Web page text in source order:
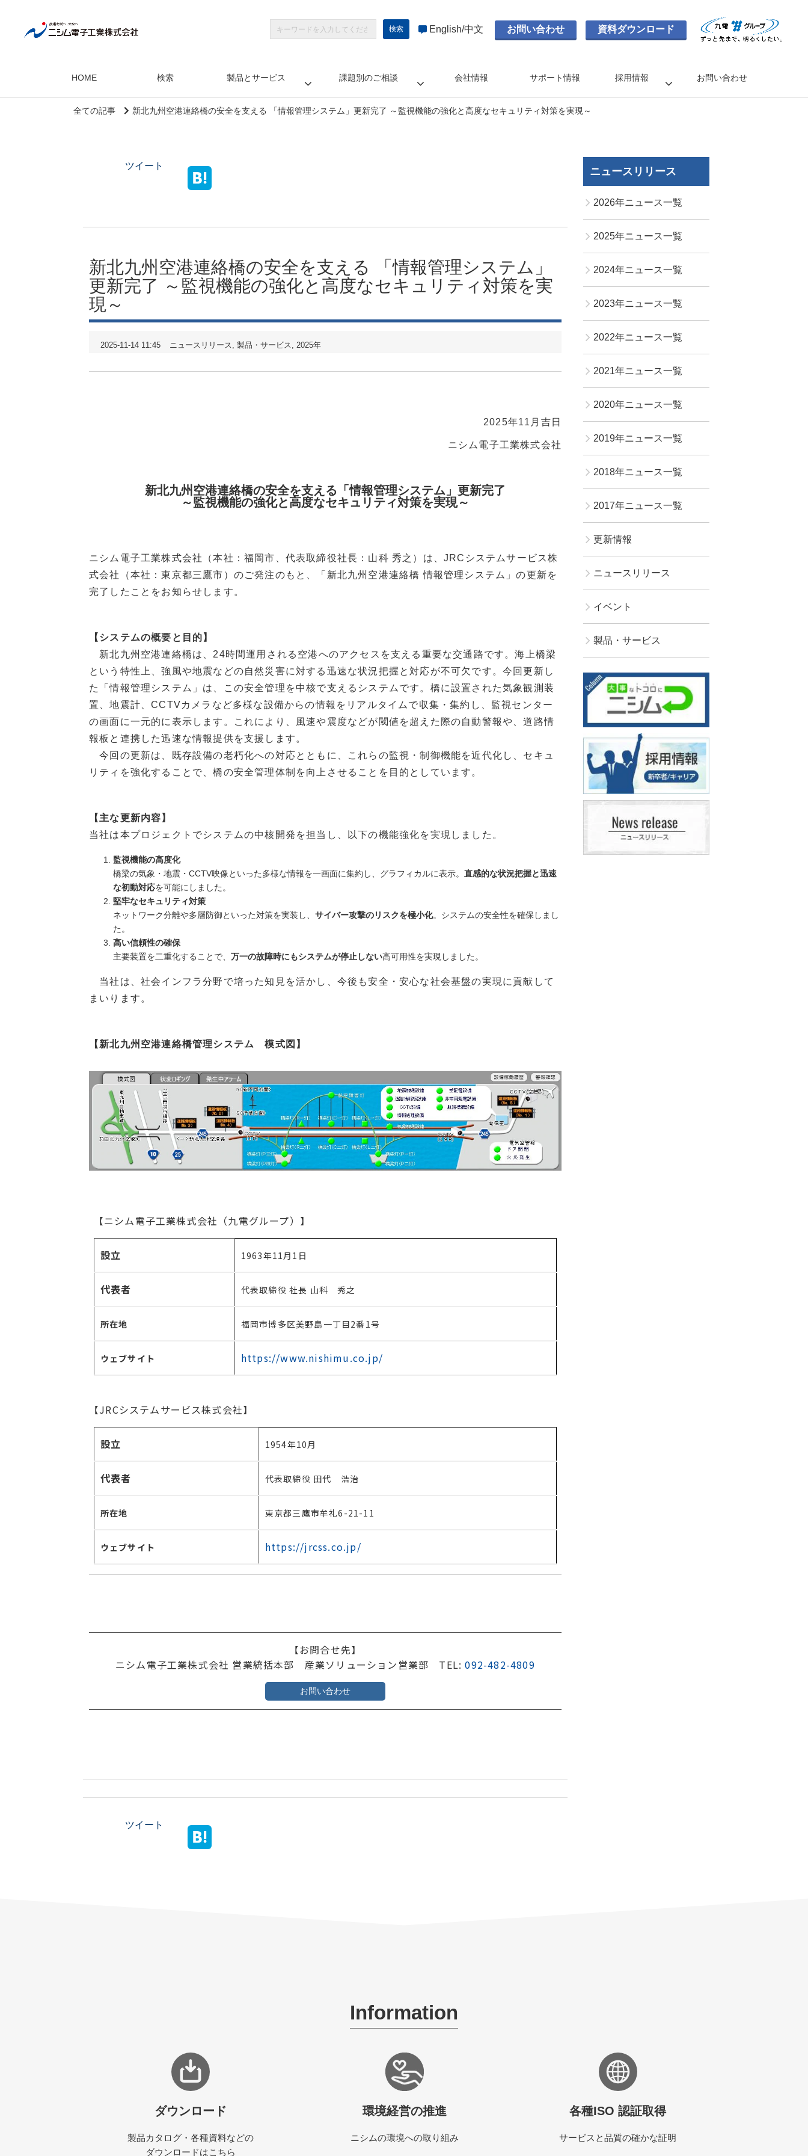
English 中文 お問い合わせ 資料ダウンロード
HOME 検索 製品とサービス 課題別のご相談 会社情報 サポート情報 採用情報 お問い合わせ
全ての記事 新北九州空港連絡橋の安全を支える 「情報管理システム」更新完了 ～監視機能の強化と高度なセキュリティ対策を実現～
ツイート
新北九州空港連絡橋の安全を支える 「情報管理システム」
更新完了 ～監視機能の強化と高度なセキュリティ対策を実
現～
2025-11-14 11:45 ニュースリリース 製品・サービス 2025年
2025年11月吉日
ニシム電子工業株式会社
新北九州空港連絡橋の安全を支える「情報管理システム」更新完了
～監視機能の強化と高度なセキュリティ対策を実現～
ニシム電子工業株式会社（本社：福岡市、代表取締役社長：山科 秀之）は、JRCシステムサービス株
式会社（本社：東京都三鷹市）のご発注のもと、「新北九州空港連絡橋 情報管理システム」の更新を
完了したことをお知らせします。
【システムの概要と目的】
新北九州空港連絡橋は、24時間運用される空港へのアクセスを支える重要な交通路です。海上橋梁
という特性上、強風や地震などの自然災害に対する迅速な状況把握と対応が不可欠です。今回更新し
た「情報管理システム」は、この安全管理を中核で支えるシステムです。橋に設置された気象観測装
置、地震計、CCTVカメラなど多様な設備からの情報をリアルタイムで収集・集約し、監視センター
の画面に一元的に表示します。これにより、風速や震度などが閾値を超えた際の自動警報や、道路情
報板と連携した迅速な情報提供を支援します。
今回の更新は、既存設備の老朽化への対応とともに、これらの監視・制御機能を近代化し、セキュ
リティを強化することで、橋の安全管理体制を向上させることを目的としています。
【主な更新内容】
当社は本プロジェクトでシステムの中核開発を担当し、以下の機能強化を実現しました。
監視機能の高度化
橋梁の気象・地震・CCTV映像といった多様な情報を一画面に集約し、グラフィカルに表示。 直感的な状況把握と迅速
な初動対応を可能にしました。
堅牢なセキュリティ対策
ネットワーク分離や多層防御といった対策を実装し、 サイバー攻撃のリスクを極小化。システムの安全性を確保しまし
た。
高い信頼性の確保
主要装置を二重化することで、 万一の故障時にもシステムが停止しない高可用性を実現しました。
当社は、社会インフラ分野で培った知見を活かし、今後も安全・安心な社会基盤の実現に貢献して
まいります。
【新北九州空港連絡橋管理システム 模式図】
【ニシム電子工業株式会社（九電グループ）】
設立 1963年11 月 1 日
代表者 代表取締役 社長 山科 秀之
所在地 福岡市博多区美野島一丁目2番 1号
ウェブサイト https://www.nishimu.co.jp/
【JRCシステムサービス株式会社】
設立 1954年10月
代表者 代表取締役 田代 浩治
所在地 東京都三鷹市牟礼6-21-11
ウェブサイト https://jrcss.co.jp/
【お問合せ先】
ニシム電子工業株式会社 営業統括本部 産業ソリューション営業部 TEL: 092-482-4809
お問い合わせ
ツイート
ニュースリリース
2026年ニュース一覧
2025年ニュース一覧
2024年ニュース一覧
2023年ニュース一覧
2022年ニュース一覧
2021年ニュース一覧
2020年ニュース一覧
2019年ニュース一覧
2018年ニュース一覧
2017年ニュース一覧
更新情報
ニュースリリース
イベント
製品・サービス
Information
ダウンロード
製品カタログ・各種資料などの
ダウンロードはこちら
環境経営の推進
ニシムの環境への取り組み
各種ISO 認証取得
サービスと品質の確かな証明